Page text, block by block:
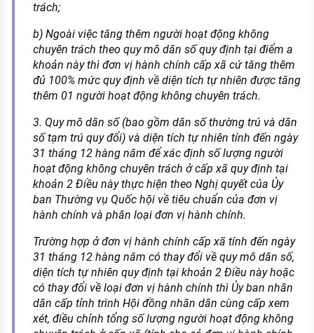
trách;
b) Ngoài việc tăng thêm người hoạt động không
chuyên trách theo quy mô dân số quy định tại điểm a
khoản này thì đơn vị hành chính cấp xã cứ tăng thêm
đủ 100% mức quy định về diện tích tự nhiên được tăng
thêm 01 người hoạt động không chuyên trách.
3. Quy mô dân số (bao gồm dân số thường trú và dân
số tạm trú quy đổi) và diện tích tự nhiên tính đến ngày
31 tháng 12 hàng năm để xác định số lượng người
hoạt động không chuyên trách ở cấp xã quy định tại
khoản 2 Điều này thực hiện theo Nghị quyết của Ủy
ban Thường vụ Quốc hội về tiêu chuẩn của đơn vị
hành chính và phân loại đơn vị hành chính.
Trường hợp ở đơn vị hành chính cấp xã tính đến ngày
31 tháng 12 hàng năm có thay đổi về quy mô dân số,
diện tích tự nhiên quy định tại khoản 2 Điều này hoặc
có thay đổi về loại đơn vị hành chính thì Ủy ban nhân
dân cấp tỉnh trình Hội đồng nhân dân cùng cấp xem
xét, điều chỉnh tổng số lượng người hoạt động không